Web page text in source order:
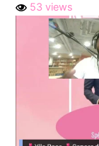
53 views